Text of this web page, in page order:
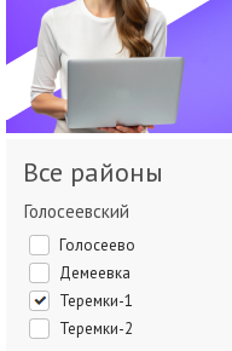
Все районы
Голосеевский
Голосеево
Демеевка
Теремки-1
Теремки-2